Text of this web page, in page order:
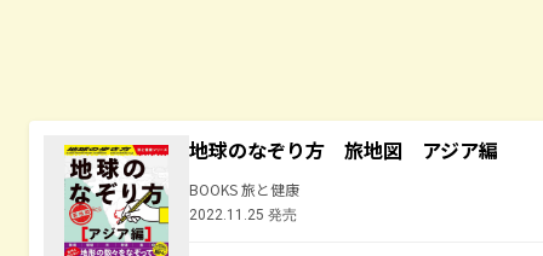
地球のなぞり方 旅地図 アジア編
BOOKS 旅と健康
2022.11.25 発売